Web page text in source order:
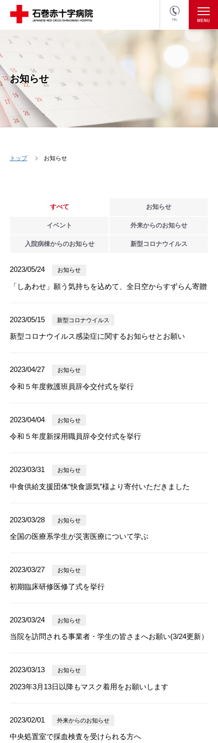
TEL
医療関係者の方
お知らせ
トップ お知らせ
すべて お知らせ
イベント 外来からのお知らせ
入院病棟からのお知らせ 新型 コロナウイルス
2023/05/24 お知らせ
「しあわせ」願う気持ちを込めて、全日空からすずらん寄贈
2023/05/15 新型コロナウイルス
新型コロナウイルス感染症に関するお知らせとお願い
2023/04/27 お知らせ
令和５年度救護班員辞令交付式を挙行
2023/04/04 お知らせ
令和５年度新採用職員辞令交付式を挙行
2023/03/31 お知らせ
中食供給支援団体”快食源気”様より寄付いただきました
2023/03/28 お知らせ
全国の医療系学生が災害医療について学ぶ
2023/03/27 お知らせ
初期臨床研修医修了式を挙行
2023/03/24 お知らせ
当院を訪問される事業者・学生の皆さまへお願い(3/24更新）
2023/03/13 お知らせ
2023年3月13日以降もマスク着用をお願いします
2023/02/01 外来からのお知らせ
中央処置室で採血検査を受けられる方へ